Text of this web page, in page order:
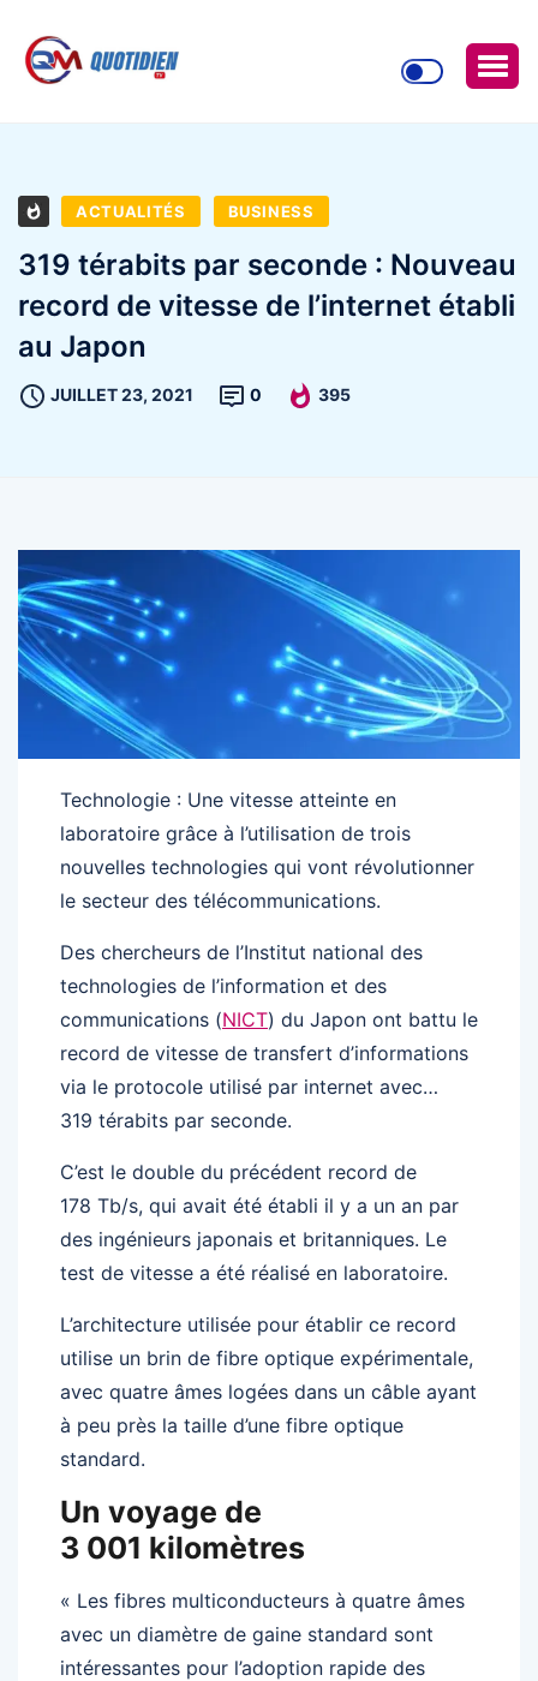
ACTUALITÉS BUSINESS
319 térabits par seconde : Nouveau
record de vitesse de l’internet établi
au Japon
JUILLET 23, 2021 0 395
Technologie : Une vitesse atteinte en
laboratoire grâce à l’utilisation de trois
nouvelles technologies qui vont révolutionner
le secteur des télécommunications.
Des chercheurs de l’Institut national des
technologies de l’information et des
communications (NICT) du Japon ont battu le
record de vitesse de transfert d’informations
via le protocole utilisé par internet avec…
319 térabits par seconde.
C’est le double du précédent record de
178 Tb/s, qui avait été établi il y a un an par
des ingénieurs japonais et britanniques. Le
test de vitesse a été réalisé en laboratoire.
L’architecture utilisée pour établir ce record
utilise un brin de fibre optique expérimentale,
avec quatre âmes logées dans un câble ayant
à peu près la taille d’une fibre optique
standard.
Un voyage de
3 001 kilomètres
« Les fibres multiconducteurs à quatre âmes
avec un diamètre de gaine standard sont
intéressantes pour l’adoption rapide des